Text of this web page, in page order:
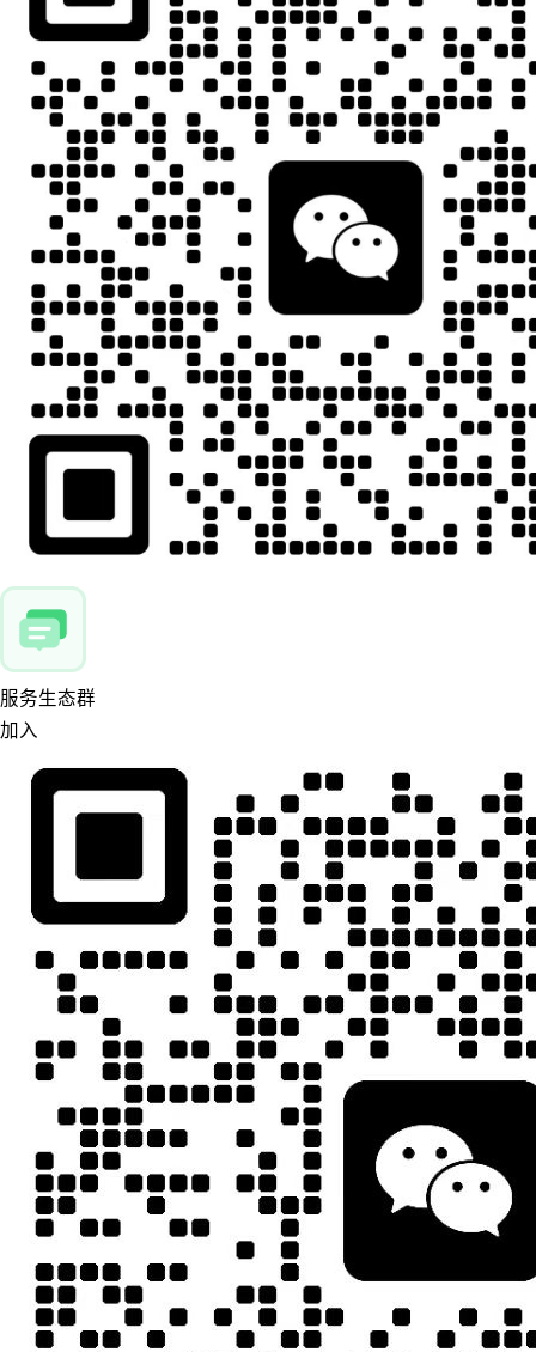
服务生态群
加入